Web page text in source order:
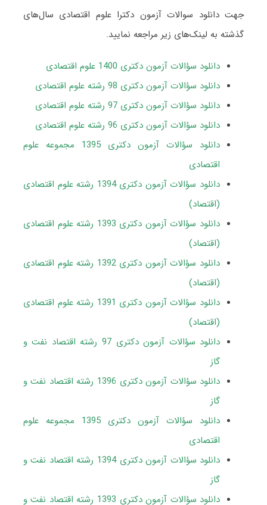
جهت دانلود سوالات آزمون دکترا علوم اقتصادی سال‌های
گذشته به لینک‌های زیر مراجعه نمایید.
دانلود سؤالات آزمون دکتری 1400 علوم اقتصادی
دانلود سؤالات آزمون دکتری 98 رشته علوم اقتصادی
دانلود سؤالات آزمون دکتری 97 رشته علوم اقتصادی
دانلود سؤالات آزمون دکتری 96 رشته علوم اقتصادی
دانلود سؤالات آزمون دکتری 1395 مجموعه علوم
اقتصادی
دانلود سؤالات آزمون دکتری 1394 رشته علوم اقتصادی
(اقتصاد)
دانلود سؤالات آزمون دکتری 1393 رشته علوم اقتصادی
(اقتصاد)
دانلود سؤالات آزمون دکتری 1392 رشته علوم اقتصادی
(اقتصاد)
دانلود سؤالات آزمون دکتری 1391 رشته علوم اقتصادی
(اقتصاد)
دانلود سؤالات آزمون دکتری 97 رشته اقتصاد نفت و
گاز
دانلود سؤالات آزمون دکتری 1396 رشته اقتصاد نفت و
گاز
دانلود سؤالات آزمون دکتری 1395 مجموعه علوم
اقتصادی
دانلود سؤالات آزمون دکتری 1394 رشته اقتصاد نفت و
گاز
دانلود سؤالات آزمون دکتری 1393 رشته اقتصاد نفت و